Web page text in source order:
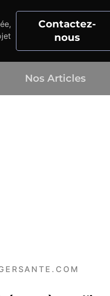
Contactez-
nous
Nos Articles